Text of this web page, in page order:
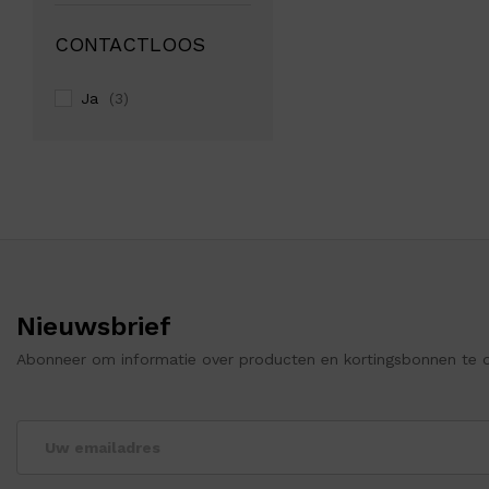
CONTACTLOOS
Ja (3)
Nieuwsbrief
Abonneer om informatie over producten en kortingsbonnen te